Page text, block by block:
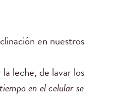
en nuestros
leche, de lavar los
en el celular se